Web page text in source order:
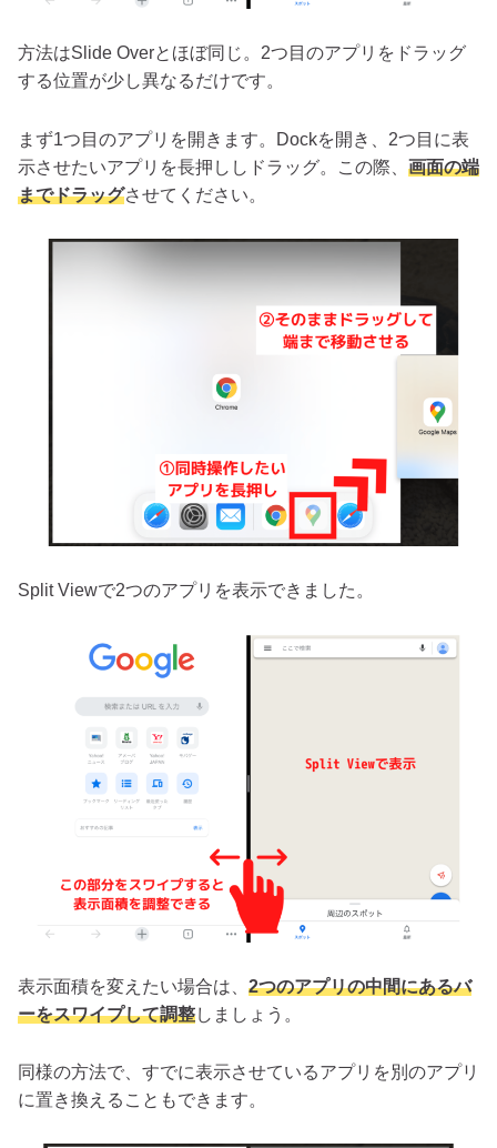
方法はSlide Overとほぼ同じ。2つ目のアプリをドラッグ
する位置が少し異なるだけです。
まず1つ目のアプリを開きます。Dockを開き、2つ目に表
示させたいアプリを長押ししドラッグ。この際、 画面の端
までドラッグさせてください。
Split Viewで2つのアプリを表示できました。
表示面積を変えたい場合は、 2つのアプリの中間にあるバ
ーをスワイプして調整しましょう。
同様の方法で、すでに表示させているアプリを別のアプリ
に置き換えることもできます。